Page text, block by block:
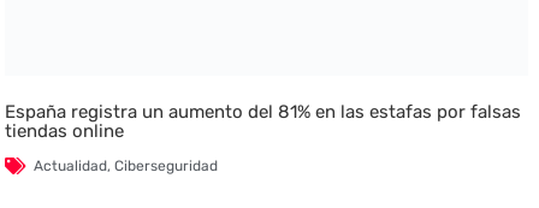
España registra un aumento del 81% en las estafas por falsas
tiendas online
Actualidad,Ciberseguridad